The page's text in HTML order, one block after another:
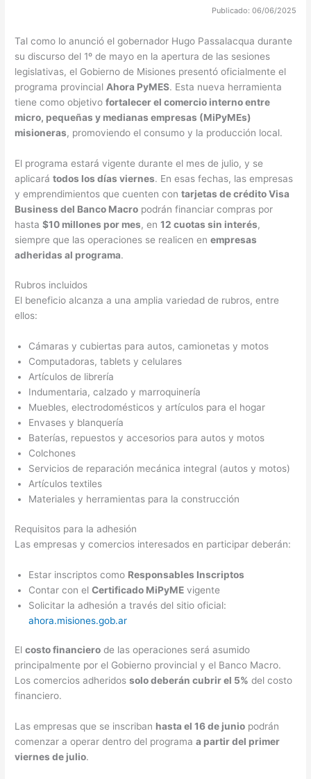
Publicado: 06/06/2025
Tal como lo anunció el gobernador Hugo Passalacqua durante
su discurso del 1º de mayo en la apertura de las sesiones
legislativas, el Gobierno de Misiones presentó oficialmente el
programa provincial Ahora PyMES. Esta nueva herramienta
tiene como objetivofortalecer el comercio interno entre
micro, pequeñas y medianas empresas (MiPyMEs)
misioneras, promoviendo el consumo y la producción local.
El programa estará vigente durante el mes de julio, y se
aplicarátodos los días viernes. En esas fechas, las empresas
y emprendimientos que cuenten contarjetas de crédito Visa
Business del Banco Macro podrán financiar compras por
hasta$10 millones por mes, en12 cuotas sin interés,
siempre que las operaciones se realicen enempresas
adheridas al programa.
Rubros incluidos
El beneficio alcanza a una amplia variedad de rubros, entre
ellos:
Cámaras y cubiertas para autos, camionetas y motos
Computadoras, tablets y celulares
Artículos de librería
Indumentaria, calzado y marroquinería
Muebles, electrodomésticos y artículos para el hogar
Envases y blanquería
Baterías, repuestos y accesorios para autos y motos
Colchones
Servicios de reparación mecánica integral (autos y motos)
Artículos textiles
Materiales y herramientas para la construcción
Requisitos para la adhesión
Las empresas y comercios interesados en participar deberán:
Estar inscriptos como Responsables Inscriptos
Contar con elCertificado MiPyME vigente
Solicitar la adhesión a través del sitio oficial:
ahora.misiones.gob.ar
Elcosto financiero de las operaciones será asumido
principalmente por el Gobierno provincial y el Banco Macro.
Los comercios adheridossolo deberán cubrir el 5% del costo
financiero.
Las empresas que se inscriban hasta el 16 de junio podrán
comenzar a operar dentro del programaa partir del primer
viernes de julio.